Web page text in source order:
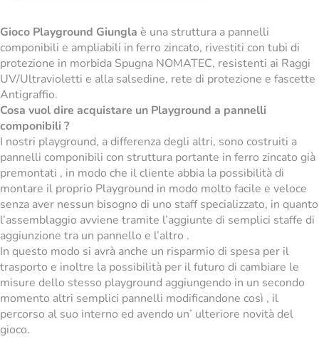
Gioco Playground Giungla è una struttura a pannelli
componibili e ampliabili in ferro zincato, rivestiti con tubi di
protezione in morbida Spugna NOMATEC, resistenti ai Raggi
UV/Ultravioletti e alla salsedine, rete di protezione e fascette
Antigraffio.
Cosa vuol dire acquistare un Playground a pannelli
componibili ?
I nostri playground, a differenza degli altri, sono costruiti a
pannelli componibili con struttura portante in ferro zincato già
premontati , in modo che il cliente abbia la possibilità di
montare il proprio Playground in modo molto facile e veloce
senza aver nessun bisogno di uno staff specializzato, in quanto
l’assemblaggio avviene tramite l’aggiunte di semplici staffe di
aggiunzione tra un pannello e l’altro .
In questo modo si avrà anche un risparmio di spesa per il
trasporto e inoltre la possibilità per il futuro di cambiare le
misure dello stesso playground aggiungendo in un secondo
momento altri semplici pannelli modificandone così , il
percorso al suo interno ed avendo un’ ulteriore novità del
gioco.